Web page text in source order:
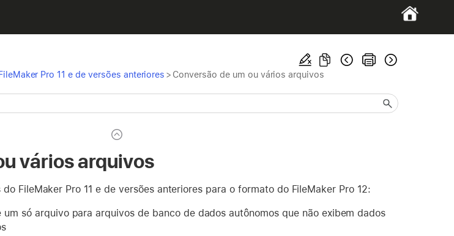
Pro 11 e de versões anteriores > Conversão de um ou vários arquivos
vários arquivos
FileMaker Pro 11 e de versões anteriores para o formato do FileMaker Pro 12:
só arquivo para arquivos de banco de dados autônomos que não exibem dados